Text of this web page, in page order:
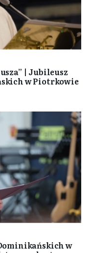
| Jubileusz
w Piotrkowie
w